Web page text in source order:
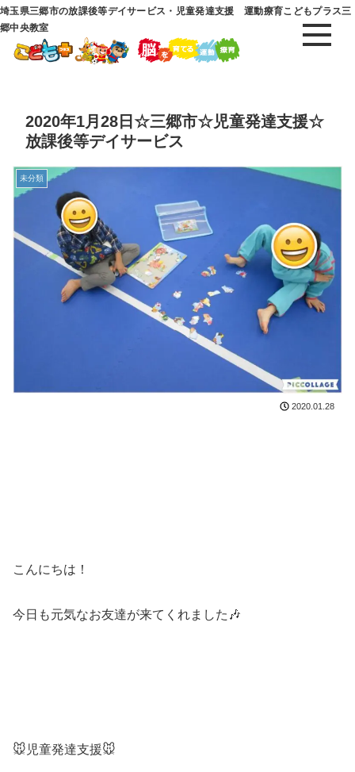
埼玉県三郷市の放課後等デイサービス・児童発達支援 運動療育こどもプラス三
郷中央教室
2020年1月28日☆三郷市☆児童発達支援☆
放課後等デイサービス
未分類
2020.01.28
こんにちは！
今日も元気なお友達が来てくれました🎶
🐭児童発達支援🐭